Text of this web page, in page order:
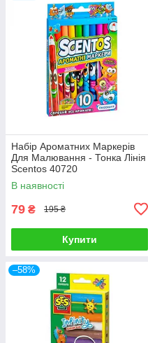
Набір Ароматних Маркерів
Для Малювання - Тонка Лінія
Scentos 40720
В наявності
79 ₴ 195 ₴
Купити
–58%